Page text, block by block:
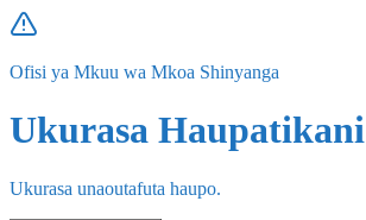
Ofisi ya Mkuu wa Mkoa Shinyanga
Ukurasa Haupatikani
Ukurasa unaoutafuta haupo.